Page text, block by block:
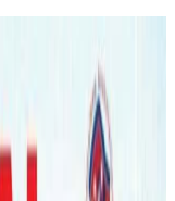
शैक्षिक
लिन पाइने